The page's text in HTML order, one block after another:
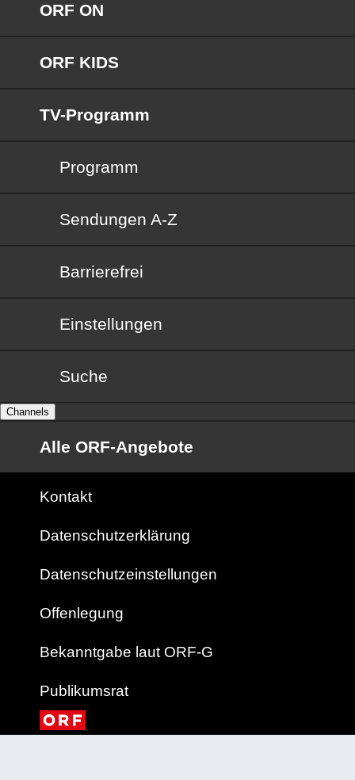
ORF ON
ORF KIDS
TV-Programm
Programm
Sendungen von A bis Z
Sendungen A-Z
Barrierefrei
Barrierefrei
Einstellungen
Suche
Channels
Alle ORF-Angebote
Kontakt
Datenschutzerklärung
Datenschutzeinstellungen
Offenlegung
Bekanntgabe laut ORF-G
Publikumsrat